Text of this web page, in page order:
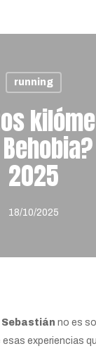
running
2025
18/10/2025
Sebastián no es
esas experiencias